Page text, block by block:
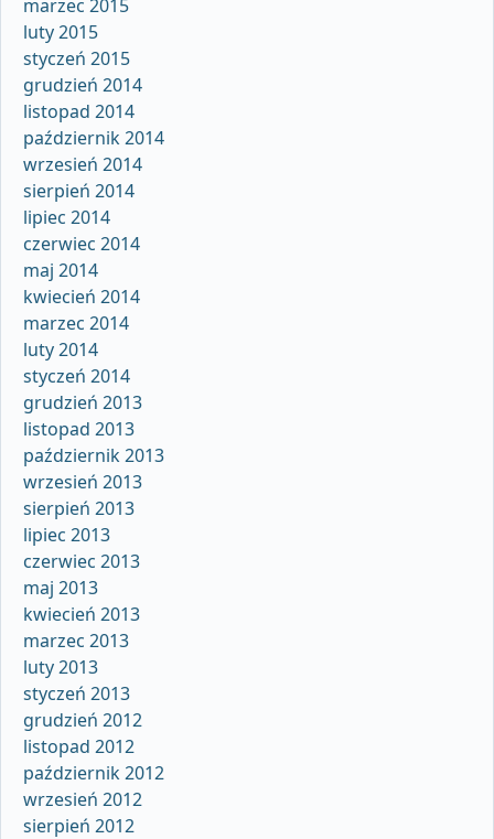
marzec 2015
luty 2015
styczeń 2015
grudzień 2014
listopad 2014
październik 2014
wrzesień 2014
sierpień 2014
lipiec 2014
czerwiec 2014
maj 2014
kwiecień 2014
marzec 2014
luty 2014
styczeń 2014
grudzień 2013
listopad 2013
październik 2013
wrzesień 2013
sierpień 2013
lipiec 2013
czerwiec 2013
maj 2013
kwiecień 2013
marzec 2013
luty 2013
styczeń 2013
grudzień 2012
listopad 2012
październik 2012
wrzesień 2012
sierpień 2012